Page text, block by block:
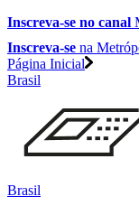
Inscreva-se no canal
Inscreva-se na
Página Inicial
Brasil
Brasil